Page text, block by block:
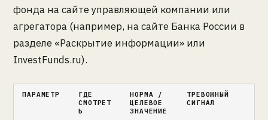
фонда на сайте управляющей компании или
агрегатора (например, на сайте Банка России в
разделе «Раскрытие информации» или
InvestFunds.ru).
ПАРАМЕТР
ГДЕ
СМОТРЕТ
Ь
НОРМА /
ЦЕЛЕВОЕ
ЗНАЧЕНИЕ
ТРЕВОЖНЫЙ
СИГНАЛ